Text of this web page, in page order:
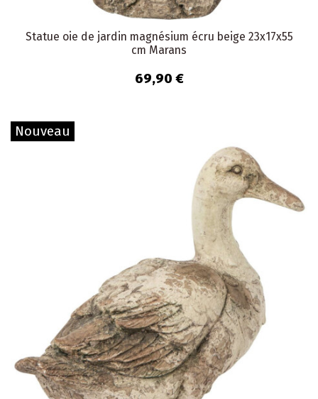
Statue oie de jardin magnésium écru beige 23x17x55
cm Marans
69,90 €
Nouveau